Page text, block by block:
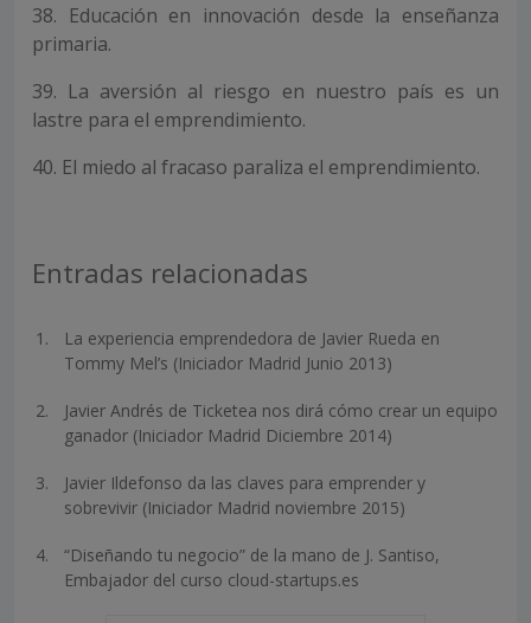
38. Educación en innovación desde la enseñanza
primaria.
39. La aversión al riesgo en nuestro país es un
lastre para el emprendimiento.
40. El miedo al fracaso paraliza el emprendimiento.
Entradas relacionadas
La experiencia emprendedora de Javier Rueda en
Tommy Mel’s (Iniciador Madrid Junio 2013)
Javier Andrés de Ticketea nos dirá cómo crear un equipo
ganador (Iniciador Madrid Diciembre 2014)
Javier Ildefonso da las claves para emprender y
sobrevivir (Iniciador Madrid noviembre 2015)
“Diseñando tu negocio” de la mano de J. Santiso,
Embajador del curso cloud-startups.es